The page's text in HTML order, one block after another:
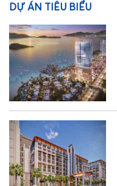
DỰ ÁN TIÊU BIỂU